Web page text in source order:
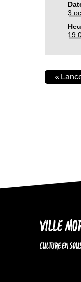
3
«
VILLE
CULTURE EN